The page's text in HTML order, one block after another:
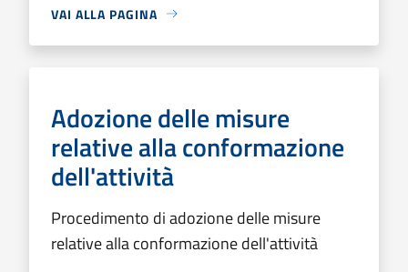
VAI ALLA PAGINA
Adozione delle misure
relative alla conformazione
dell'attività
Procedimento di adozione delle misure
relative alla conformazione dell'attività